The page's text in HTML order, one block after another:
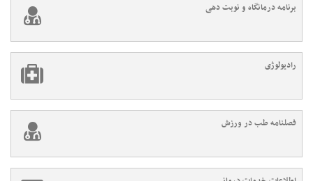
برنامه درمانگاه و نوبت دهی
رادیولوژی
فصلنامه طب در ورزش